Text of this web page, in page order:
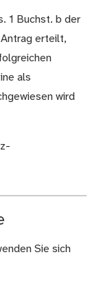
1 Buchst. b der
erteilt,
als
wird
Sie sich